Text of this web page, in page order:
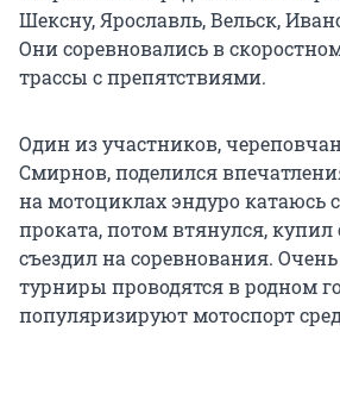
Шексну, Ярославль, Вельск,
Они соревновались в
трассы с препятствиями.
Один из участников,
Смирнов, поделился
на мотоциклах эндуро катаюсь
проката, потом втянулся, купил
съездил на соревнования.
турниры проводятся в родном
популяризируют мотоспорт